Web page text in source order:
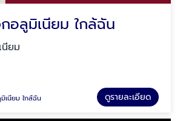
กอลูมิเนียม ใกล้ฉัน
ยม
เนียม ใกล้ฉัน ดูรายละเอียด